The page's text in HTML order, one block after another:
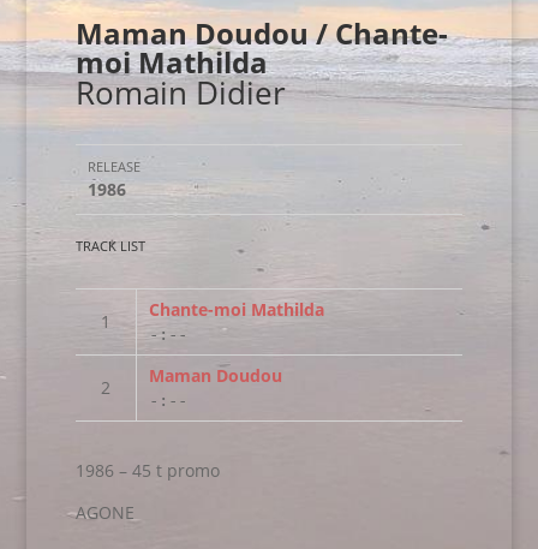
Maman Doudou / Chante-
moi Mathilda
Romain Didier
RELEASE
1986
TRACK LIST
Chante-moi Mathilda
-:--
Maman Doudou
-:--
1986 – 45 t promo
AGONE